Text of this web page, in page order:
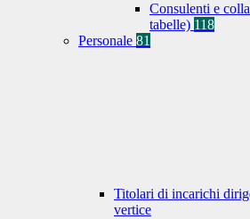
Consulenti e
tabelle) 118
Personale 81
Titolari di incarichi
vertice